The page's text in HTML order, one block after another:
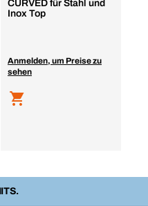
CURVED für Stahl und
Inox Top
Anmelden, um Preise zu
sehen